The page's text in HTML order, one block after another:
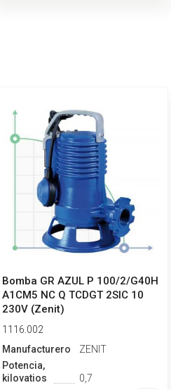
Bomba GR AZUL P 100/2/G40H
A1CM5 NC Q TCDGT 2SIC 10
230V (Zenit)
1116.002
Manufacturero
ZENIT
Potencia,
kilovatios
0,7